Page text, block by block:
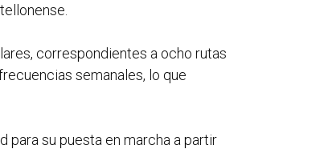
correspondientes a ocho rutas
semanales, lo que
para su puesta en marcha a partir